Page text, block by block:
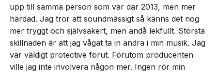
upp till samma person som var där 2013, men mer
härdad. Jag tror att soundmässigt så känns det nog
mer tryggt och självsäkert, men ändå lekfullt. Största
skillnaden är att jag vågat ta in andra i min musik. Jag
var väldigt protective förut. Förutom producenten
ville jag inte involvera någon mer. Ingen rör min